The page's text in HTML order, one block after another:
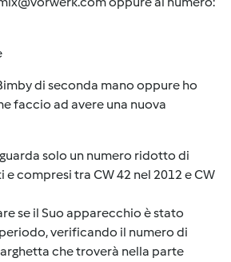
di seconda mano oppure ho
faccio ad avere una nuova
solo un numero ridotto di
compresi tra CW 42 nel 2012 e CW
se il Suo apparecchio è stato
verificando il numero di
che troverà nella parte